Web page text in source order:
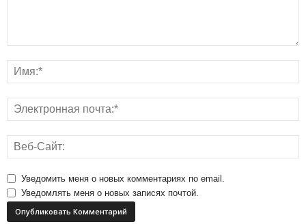
Уведомить меня о новых комментариях по email.
Уведомлять меня о новых записях почтой.